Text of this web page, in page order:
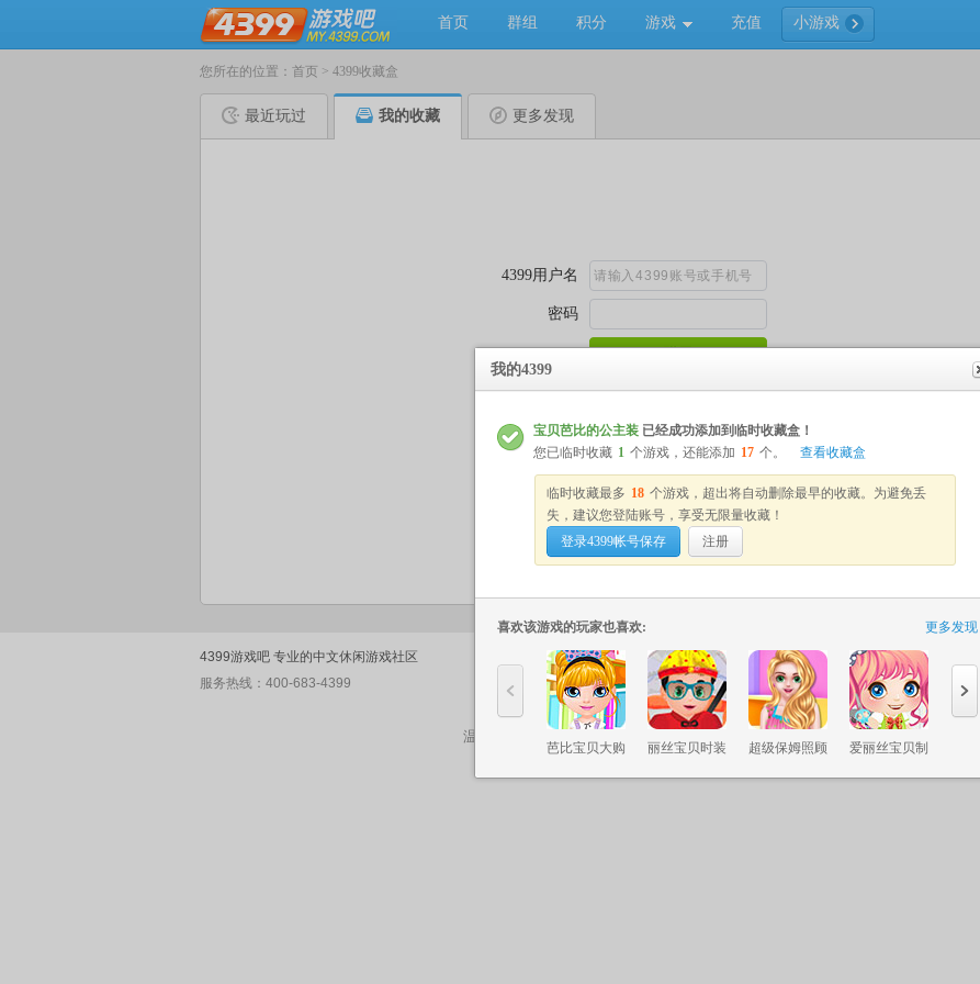
首页 群组 积分 游戏 充值 小游戏
您所在的位置： 首页 > 4399收藏盒
最近玩过 我的收藏 更多发现
4399游戏吧 专业的中文休闲游戏社区
服务热线：400-683-4399
未成年人家长监护
网站地图
4399新浪官方微博
ICP证：闽B2-20040099
不良信息举报中心 闽网文〔
Copyright©2004 -
2026 4399.com All
温馨提示: 抵制不良游戏, 拒绝盗版游戏, 注意自我保护, 谨防受骗上当, 适度游戏
我的4399
宝贝芭比的公主装 已经成功添加到临时收藏盒！
您已临时收藏 1 个游戏，还能添加 17 个。 查看收藏盒
临时收藏最多 18 个游戏，超出将自动删除最早的收藏。为避免丢
失，建议您登陆账号，享受无限量收藏！
登录4399帐号保存
注册
喜欢该游戏的玩家也喜欢: 更多发现
芭比宝贝大购
丽丝宝贝时装
超级保姆照顾
爱丽丝宝贝制
制